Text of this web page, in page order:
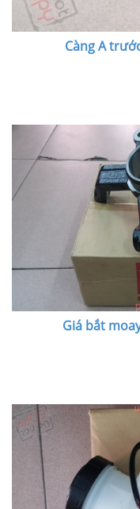
Càng A
Giá bắt